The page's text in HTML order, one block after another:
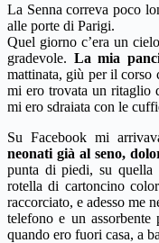
La Senna correva poco
alle porte di Parigi.
Quel giorno c’era un
gradevole. La mia
mattinata, giù per il corso
mi ero trovata un ritaglio
mi ero sdraiata con le
Su Facebook mi
neonati già al seno,
punta di piedi, su quella
rotella di cartoncino
raccorciato, e adesso me
telefono e un
quando ero fuori casa, a